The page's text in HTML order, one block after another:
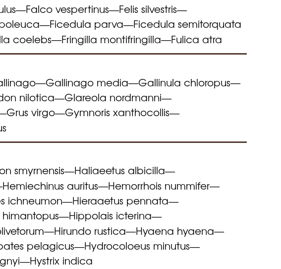
—Falco vespertinus—Felis silvestris—
—Ficedula parva—Ficedula semitorquata
coelebs—Fringilla montifringilla—Fulica atra
—Gallinago media—Gallinula chloropus—
nilotica—Glareola nordmanni—
Grus virgo—Gymnoris xanthocollis—
smyrnensis—Haliaeetus albicilla—
Hemiechinus auritus—Hemorrhois nummifer—
ichneumon—Hieraaetus pennata—
—Hippolais icterina—
—Hirundo rustica—Hyaena hyaena—
pelagicus—Hydrocoloeus minutus—
—Hystrix indica